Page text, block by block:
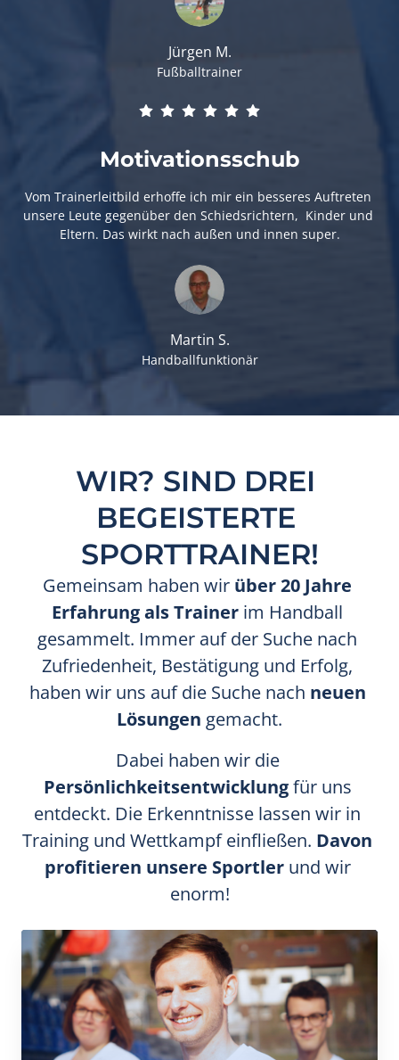
Jürgen M.
Fußballtrainer
Motivationsschub
Vom Trainerleitbild erhoffe ich mir ein besseres Auftreten
unsere Leute gegenüber den Schiedsrichtern,  Kinder und
Eltern. Das wirkt nach außen und innen super.
Martin S.
Handballfunktionär
WIR? SIND DREI
BEGEISTERTE
SPORTTRAINER!
Gemeinsam haben wir über 20 Jahre
Erfahrung als Trainer im Handball
gesammelt. Immer auf der Suche nach
Zufriedenheit, Bestätigung und Erfolg,
haben wir uns auf die Suche nach neuen
Lösungen gemacht.
Dabei haben wir die
Persönlichkeitsentwicklung für uns
entdeckt. Die Erkenntnisse lassen wir in
Training und Wettkampf einfließen. Davon
profitieren unsere Sportler und wir
enorm!